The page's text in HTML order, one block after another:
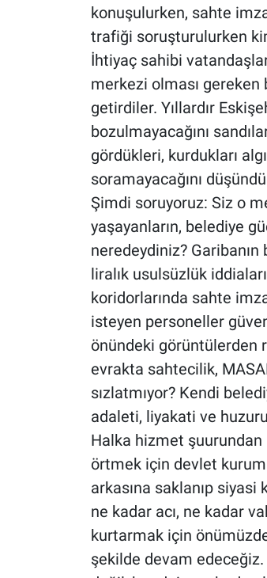
konuşulurken, sahte
trafiği soruşturulurken
İhtiyaç sahibi
merkezi olması
getirdiler. Yıllardır
bozulmayacağını
gördükleri, kurdukları
soramayacağını
Şimdi soruyoruz: Siz o
yaşayanların, belediye
neredeydiniz?
liralık usulsüzlük
koridorlarında sahte
isteyen personeller
önündeki görüntülerden
evrakta sahtecilik,
sızlatmıyor? Kendi
adaleti, liyakati ve
Halka hizmet şuurundan
örtmek için devlet
arkasına saklanıp
ne kadar acı, ne kadar
kurtarmak için
şekilde devam